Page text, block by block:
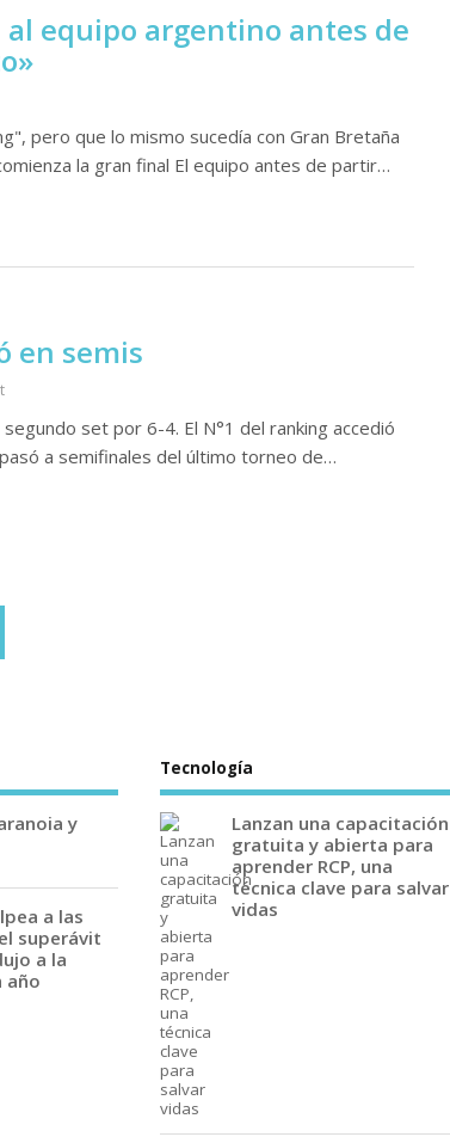
equipo argentino antes de
pero que lo mismo sucedía con Gran Bretaña
la gran final El equipo antes de partir…
en semis
set por 6-4. El N°1 del ranking accedió
a semifinales del último torneo de…
y
a las
superávit
a la
año
Tecnología
Lanzan una capacitación
gratuita y abierta para
aprender RCP, una
técnica clave para salvar
vidas